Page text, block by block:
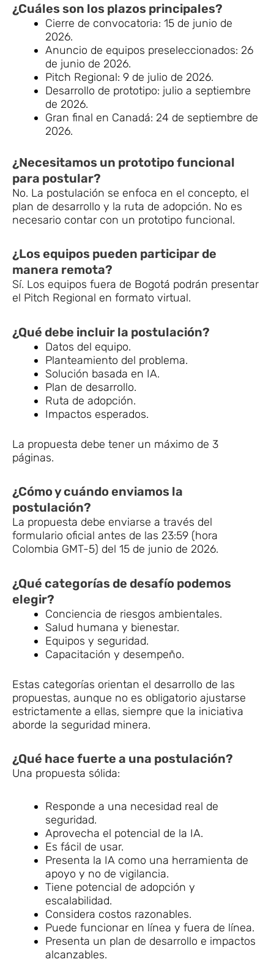
¿Cuáles son los plazos principales?
Cierre de convocatoria: 15 de junio de
2026.
Anuncio de equipos preseleccionados: 26
de junio de 2026.
Pitch Regional: 9 de julio de 2026.
Desarrollo de prototipo: julio a septiembre
de 2026.
Gran final en Canadá: 24 de septiembre de
2026.
¿Necesitamos un prototipo funcional
para postular?
No. La postulación se enfoca en el concepto, el
plan de desarrollo y la ruta de adopción. No es
necesario contar con un prototipo funcional.
¿Los equipos pueden participar de
manera remota?
Sí. Los equipos fuera de Bogotá podrán presentar
el Pitch Regional en formato virtual.
¿Qué debe incluir la postulación?
Datos del equipo.
Planteamiento del problema.
Solución basada en IA.
Plan de desarrollo.
Ruta de adopción.
Impactos esperados.
La propuesta debe tener un máximo de 3
páginas.
¿Cómo y cuándo enviamos la
postulación?
La propuesta debe enviarse a través del
formulario oficial antes de las 23:59 (hora
Colombia GMT-5) del 15 de junio de 2026.
¿Qué categorías de desafío podemos
elegir?
Conciencia de riesgos ambientales.
Salud humana y bienestar.
Equipos y seguridad.
Capacitación y desempeño.
Estas categorías orientan el desarrollo de las
propuestas, aunque no es obligatorio ajustarse
estrictamente a ellas, siempre que la iniciativa
aborde la seguridad minera.
¿Qué hace fuerte a una postulación?
Una propuesta sólida:
Responde a una necesidad real de
seguridad.
Aprovecha el potencial de la IA.
Es fácil de usar.
Presenta la IA como una herramienta de
apoyo y no de vigilancia.
Tiene potencial de adopción y
escalabilidad.
Considera costos razonables.
Puede funcionar en línea y fuera de línea.
Presenta un plan de desarrollo e impactos
alcanzables.